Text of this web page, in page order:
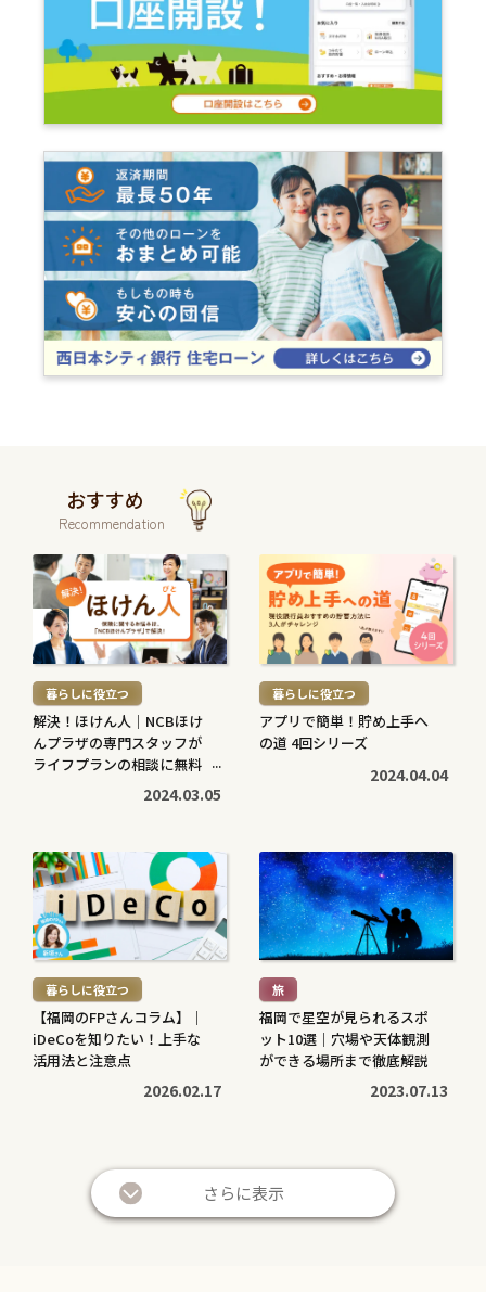
おすすめ
Recommendation
続
き
を
読
む
> 暮らしに役立つ
解決！ほけん人｜NCBほけ
んプラザの専門スタッフが
ライフプランの相談に無料
2024.03.05
続
き
を
読
む
> 暮らしに役立つ
アプリで簡単！貯め上手へ
の道 4回シリーズ
2024.04.04
続
き
を
読
む
> 暮らしに役立つ
【福岡のFPさんコラム】｜
iDeCoを知りたい！上手な
活用法と注意点
2026.02.17
続
き
を
読
む
> 旅
福岡で星空が見られるスポ
ット10選｜穴場や天体観測
ができる場所まで徹底解説
2023.07.13
き
を
さらに表示